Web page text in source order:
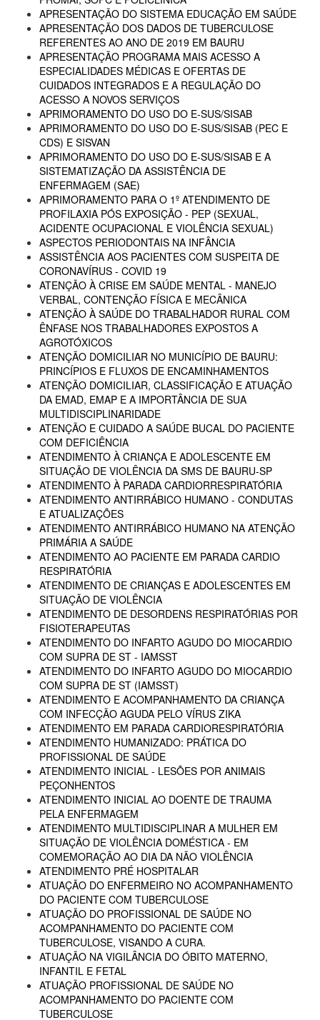
APRESENTAÇÃO DO SISTEMA EDUCAÇÃO EM SAÚDE
APRESENTAÇÃO DOS DADOS DE TUBERCULOSE
REFERENTES AO ANO DE 2019 EM BAURU
APRESENTAÇÃO PROGRAMA MAIS ACESSO A
ESPECIALIDADES MÉDICAS E OFERTAS DE
CUIDADOS INTEGRADOS E A REGULAÇÃO DO
ACESSO A NOVOS SERVIÇOS
APRIMORAMENTO DO USO DO E-SUS/SISAB
APRIMORAMENTO DO USO DO E-SUS/SISAB (PEC E
CDS) E SISVAN
APRIMORAMENTO DO USO DO E-SUS/SISAB E A
SISTEMATIZAÇÃO DA ASSISTÊNCIA DE
ENFERMAGEM (SAE)
APRIMORAMENTO PARA O 1º ATENDIMENTO DE
PROFILAXIA PÓS EXPOSIÇÃO - PEP (SEXUAL,
ACIDENTE OCUPACIONAL E VIOLÊNCIA SEXUAL)
ASPECTOS PERIODONTAIS NA INFÂNCIA
ASSISTÊNCIA AOS PACIENTES COM SUSPEITA DE
CORONAVÍRUS - COVID 19
ATENÇÃO À CRISE EM SAÚDE MENTAL - MANEJO
VERBAL, CONTENÇÃO FÍSICA E MECÂNICA
ATENÇÃO À SAÚDE DO TRABALHADOR RURAL COM
ÊNFASE NOS TRABALHADORES EXPOSTOS A
AGROTÓXICOS
ATENÇÃO DOMICILIAR NO MUNICÍPIO DE BAURU:
PRINCÍPIOS E FLUXOS DE ENCAMINHAMENTOS
ATENÇÃO DOMICILIAR, CLASSIFICAÇÃO E ATUAÇÃO
DA EMAD, EMAP E A IMPORTÂNCIA DE SUA
MULTIDISCIPLINARIDADE
ATENÇÃO E CUIDADO A SAÚDE BUCAL DO PACIENTE
COM DEFICIÊNCIA
ATENDIMENTO À CRIANÇA E ADOLESCENTE EM
SITUAÇÃO DE VIOLÊNCIA DA SMS DE BAURU-SP
ATENDIMENTO À PARADA CARDIORRESPIRATÓRIA
ATENDIMENTO ANTIRRÁBICO HUMANO - CONDUTAS
E ATUALIZAÇÕES
ATENDIMENTO ANTIRRÁBICO HUMANO NA ATENÇÃO
PRIMÁRIA A SAÚDE
ATENDIMENTO AO PACIENTE EM PARADA CARDIO
RESPIRATÓRIA
ATENDIMENTO DE CRIANÇAS E ADOLESCENTES EM
SITUAÇÃO DE VIOLÊNCIA
ATENDIMENTO DE DESORDENS RESPIRATÓRIAS POR
FISIOTERAPEUTAS
ATENDIMENTO DO INFARTO AGUDO DO MIOCARDIO
COM SUPRA DE ST - IAMSST
ATENDIMENTO DO INFARTO AGUDO DO MIOCARDIO
COM SUPRA DE ST (IAMSST)
ATENDIMENTO E ACOMPANHAMENTO DA CRIANÇA
COM INFECÇÃO AGUDA PELO VÍRUS ZIKA
ATENDIMENTO EM PARADA CARDIORESPIRATÓRIA
ATENDIMENTO HUMANIZADO: PRÁTICA DO
PROFISSIONAL DE SAÚDE
ATENDIMENTO INICIAL - LESÕES POR ANIMAIS
PEÇONHENTOS
ATENDIMENTO INICIAL AO DOENTE DE TRAUMA
PELA ENFERMAGEM
ATENDIMENTO MULTIDISCIPLINAR A MULHER EM
SITUAÇÃO DE VIOLÊNCIA DOMÉSTICA - EM
COMEMORAÇÃO AO DIA DA NÃO VIOLÊNCIA
ATENDIMENTO PRÉ HOSPITALAR
ATUAÇÃO DO ENFERMEIRO NO ACOMPANHAMENTO
DO PACIENTE COM TUBERCULOSE
ATUAÇÃO DO PROFISSIONAL DE SAÚDE NO
ACOMPANHAMENTO DO PACIENTE COM
TUBERCULOSE, VISANDO A CURA.
ATUAÇÃO NA VIGILÂNCIA DO ÓBITO MATERNO,
INFANTIL E FETAL
ATUAÇÃO PROFISSIONAL DE SAÚDE NO
ACOMPANHAMENTO DO PACIENTE COM
TUBERCULOSE